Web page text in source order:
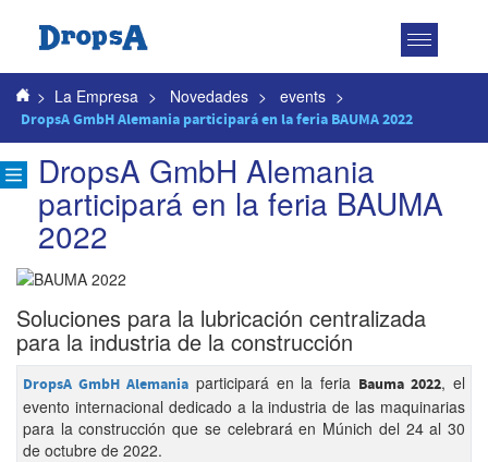
Toggle
> La Empresa > Novedades > events >
DropsA GmbH Alemania participará en la feria BAUMA 2022
DropsA GmbH Alemania
participará en la feria BAUMA
2022
Soluciones para la lubricación centralizada
para la industria de la construcción
DropsA GmbH Alemaniaparticipará en la feria Bauma 2022, el
evento internacional dedicado a la industria de las maquinarias
para la construcción que se celebrará en Múnich del 24 al 30
de octubre de 2022.